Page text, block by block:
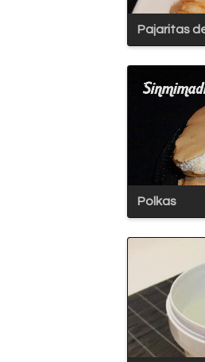
Pajaritas
Polkas